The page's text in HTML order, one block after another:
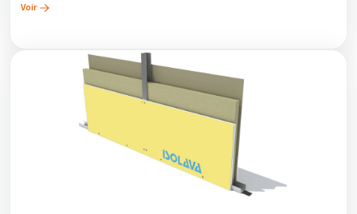
Voir